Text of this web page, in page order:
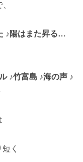
♪陽はまた昇る…
♪竹富島 ♪海の声 ♪
く